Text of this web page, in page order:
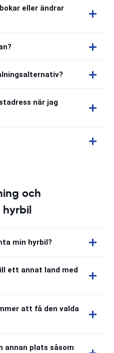
eller ändrar
när jag
och
hyrbil
min hyrbil?
ett annat land med
att få den valda
annan plats såsom